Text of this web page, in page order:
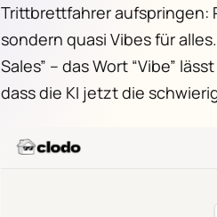
Trittbrettfahrer aufspringen:
sondern quasi Vibes für
Sales” – das Wort “Vibe”
dass die KI jetzt die